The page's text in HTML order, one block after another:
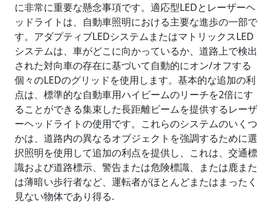
に非常に重要な懸念事項です。適応型LEDとレーザーヘ
ッドライトは、自動車照明における主要な進歩の一部で
す。アダプティブLEDシステムまたはマトリックスLED
システムは、車がどこに向かっているか、道路上で検出
された対向車の存在に基づいて自動的にオン/オフする
個々のLEDのグリッドを使用します。基本的な追加の利
点は、標準的な自動車用ハイビームのリーチを2倍にす
ることができる集束した長距離ビームを提供するレーザ
ーヘッドライトの使用です。これらのシステムのいくつ
かは、道路内の異なるオブジェクトを強調するために選
択照明を使用して追加の利点を提供し、これは、交通標
識および道路標示、警告または危険標識、または鹿また
は薄暗い歩行者など、運転者がほとんどまたはまったく
見ない物体であり得る.